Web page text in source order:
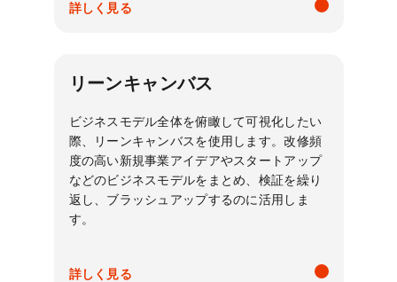
詳しく見る
リーンキャンバス
ビジネスモデル全体を俯瞰して可視化したい
際、リーンキャンバスを使用します。改修頻
度の高い新規事業アイデアやスタートアップ
などのビジネスモデルをまとめ、検証を繰り
返し、ブラッシュアップするのに活用しま
す。
詳しく見る